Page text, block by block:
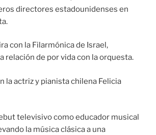
directores estadounidenses en
con la Filarmónica de Israel,
relación de por vida con la orquesta.
la actriz y pianista chilena Felicia
televisivo como educador musical
la música clásica a una